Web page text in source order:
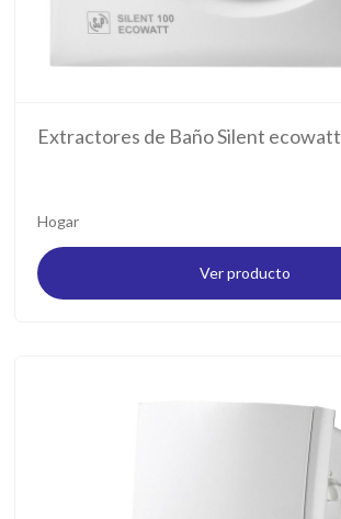
Extractores de Baño Silent ecowatt
Hogar
Ver producto